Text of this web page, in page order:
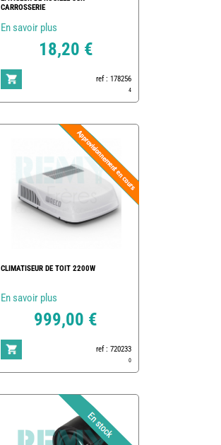
CARROSSERIE
En savoir plus
18,20 €
ref : 178256
4
CLIMATISEUR DE TOIT 2200W
En savoir plus
999,00 €
ref : 720233
0